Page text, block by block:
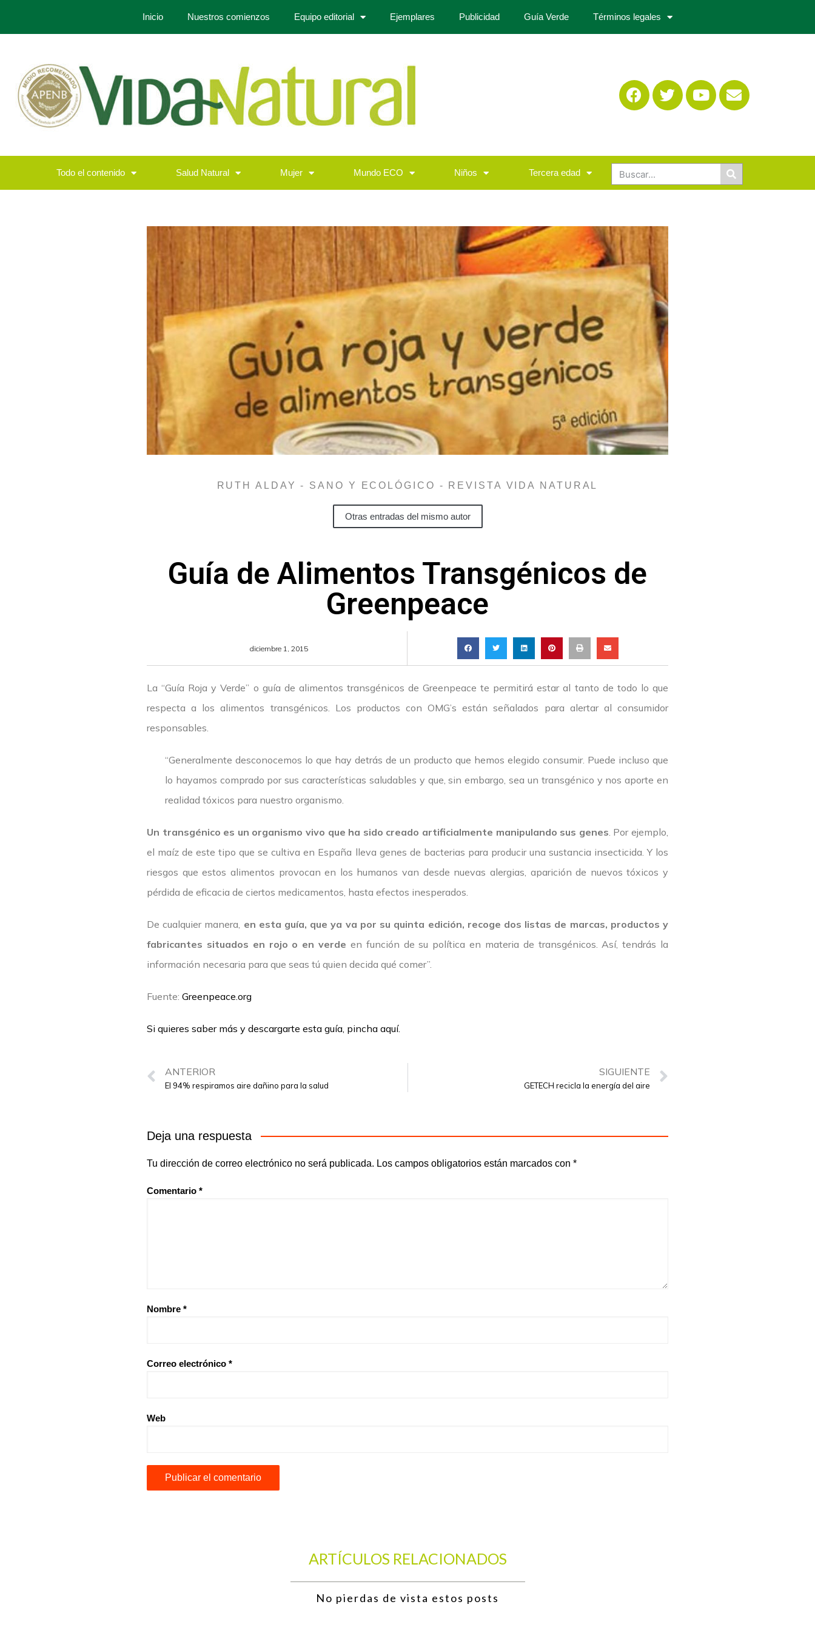
Inicio Nuestros comienzos Equipo editorial Ejemplares Publicidad Guía Verde Términos legales
Todo el contenido Salud Natural Mujer Mundo ECO Niños Tercera edad
RUTH ALDAY - SANO Y ECOLÓGICO - REVISTA VIDA NATURAL
Otras entradas del mismo autor
Guía de Alimentos Transgénicos de
Greenpeace
diciembre 1, 2015
La “Guía Roja y Verde” o guía de alimentos transgénicos de Greenpeace te permitirá estar al tanto de todo lo que
respecta a los alimentos transgénicos. Los productos con OMG’s están señalados para alertar al consumidor
responsables.
“Generalmente desconocemos lo que hay detrás de un producto que hemos elegido consumir. Puede incluso que
lo hayamos comprado por sus características saludables y que, sin embargo, sea un transgénico y nos aporte en
realidad tóxicos para nuestro organismo.
Un transgénico es un organismo vivo que ha sido creado artificialmente manipulando sus genes. Por ejemplo,
el maíz de este tipo que se cultiva en España lleva genes de bacterias para producir una sustancia insecticida. Y los
riesgos que estos alimentos provocan en los humanos van desde nuevas alergias, aparición de nuevos tóxicos y
pérdida de eficacia de ciertos medicamentos, hasta efectos inesperados.
De cualquier manera, en esta guía, que ya va por su quinta edición, recoge dos listas de marcas, productos y
fabricantes situados en rojo o en verde en función de su política en materia de transgénicos. Así, tendrás la
información necesaria para que seas tú quien decida qué comer”.
Fuente: Greenpeace.org
Si quieres saber más y descargarte esta guía, pincha aquí.
ANTERIOR
El 94% respiramos aire dañino para la salud
SIGUIENTE
GETECH recicla la energía del aire
Deja una respuesta
Tu dirección de correo electrónico no será publicada. Los campos obligatorios están marcados con *
Comentario *
Nombre *
Correo electrónico *
Web
ARTÍCULOS RELACIONADOS
No pierdas de vista estos posts